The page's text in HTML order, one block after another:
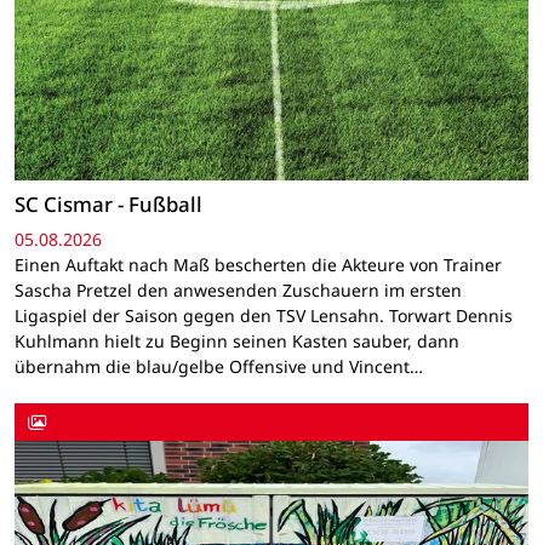
SC Cismar - Fußball
05.08.2026
Einen Auftakt nach Maß bescherten die Akteure von Trainer
Sascha Pretzel den anwesenden Zuschauern im ersten
Ligaspiel der Saison gegen den TSV Lensahn. Torwart Dennis
Kuhlmann hielt zu Beginn seinen Kasten sauber, dann
übernahm die blau/gelbe Offensive und Vincent…